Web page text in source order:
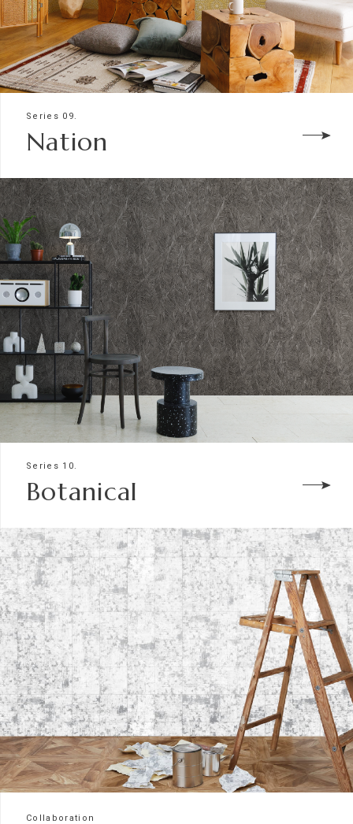
Series 09.
Nation
Series 10.
Botanical
Collaboration